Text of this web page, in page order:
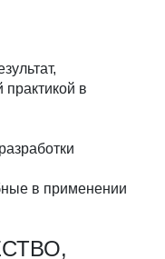
в
в применении